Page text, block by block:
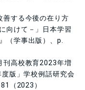
善する今後の在り方
向けて－」日本学習
（学事出版）、p.
刊高校教育2023年増
版」学校例話研究会
（2023）